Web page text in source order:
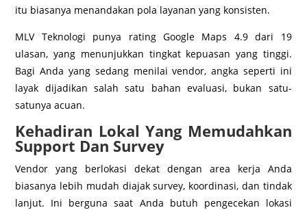
itu biasanya menandakan pola layanan yang konsisten.
MLV Teknologi punya rating Google Maps 4.9 dari 19
ulasan, yang menunjukkan tingkat kepuasan yang tinggi.
Bagi Anda yang sedang menilai vendor, angka seperti ini
layak dijadikan salah satu bahan evaluasi, bukan satu-
satunya acuan.
Kehadiran Lokal Yang Memudahkan
Support Dan Survey
Vendor yang berlokasi dekat dengan area kerja Anda
biasanya lebih mudah diajak survey, koordinasi, dan tindak
lanjut. Ini berguna saat Anda butuh pengecekan lokasi